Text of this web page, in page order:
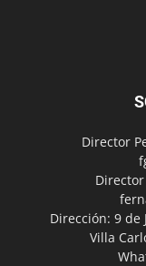
Director
Dirección: 9 de
Villa